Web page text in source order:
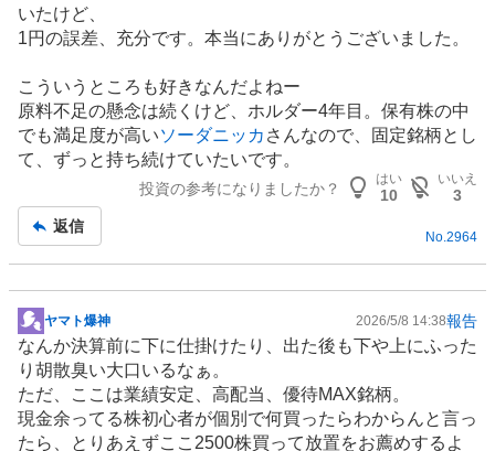
いたけど、
1円の誤差、充分です。本当にありがとうございました。
こういうところも好きなんだよねー
原料不足の懸念は続くけど、ホルダー4年目。保有株の中
でも満足度が高いソーダニッカ さんなので、固定銘柄とし
て、ずっと持ち続けていたいです。
投資の参考になりましたか？
はい
10
いいえ
3
返信
No.2964
掲
示
板
記
事
ヤマト爆神 2026/5/8 14:38報告
なんか決算前に下に仕掛けたり、出た後も下や上にふった
り胡散臭い大口いるなぁ。
ただ、ここは業績安定、高配当、優待MAX銘柄。
現金余ってる株初心者が個別で何買ったらわからんと言っ
たら、とりあえずここ2500株買って放置をお薦めするよ